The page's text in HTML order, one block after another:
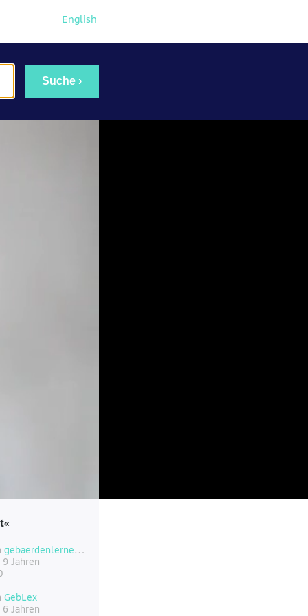
English
Suche ›
gebaerdenlernen.de
9 Jahren
GebLex
6 Jahren